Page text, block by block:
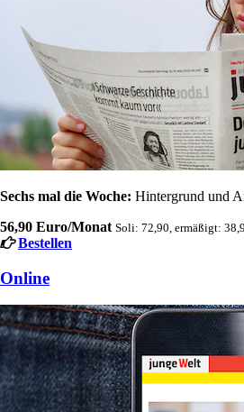
Sechs mal die Woche: Hintergrund und
56,90 Euro/Monat Soli: 72,90, ermäßigt:
Bestellen
Online